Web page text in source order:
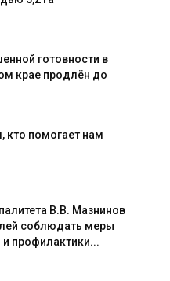
готовности в
крае продлён до
помогает нам
В.В. Мазнинов
соблюдать меры
и профилактики...